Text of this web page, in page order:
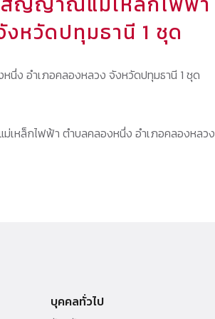
หวัดปทุมธานี 1 ชุด
อำเภอคลองหลวง จังหวัดปทุมธานี 1 ชุด
ล็กไฟฟ้า ตำบลคลองหนึ่ง อำเภอคลองหลวง
บุคคลทั่วไป